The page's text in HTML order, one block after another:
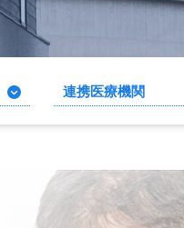
連携医療機関